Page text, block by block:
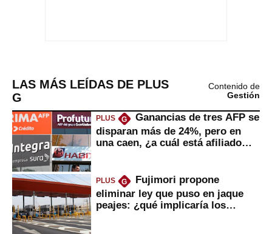
LAS MÁS LEÍDAS DE PLUS
G
Contenido de
Gestión
PLUS G
Ganancias de tres AFP se
disparan más de 24%, pero en
una caen, ¿a cuál está afiliado
PLUS G
Fujimori propone
eliminar ley que puso en jaque
peajes: ¿qué implicaría los